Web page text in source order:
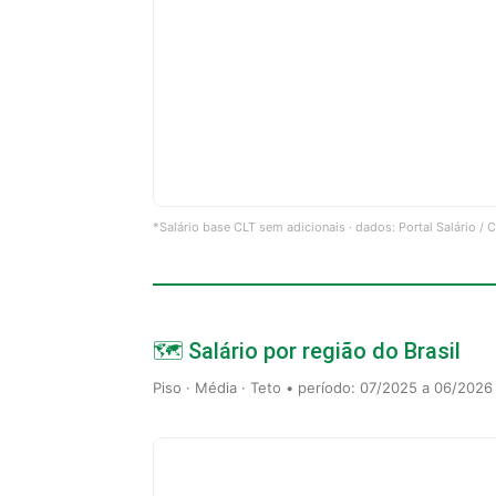
*Salário base CLT sem adicionais · dados: Portal Salário /
🗺️ Salário por região do Brasil
Piso · Média · Teto • período: 07/2025 a 06/2026